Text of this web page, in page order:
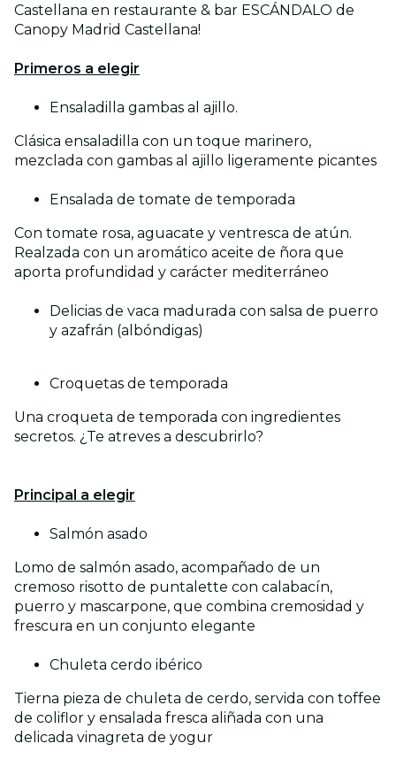
Castellana en restaurante & bar ESCÁNDALO de
Canopy Madrid Castellana!
Primeros a elegir
Ensaladilla gambas al ajillo.
Clásica ensaladilla con un toque marinero,
mezclada con gambas al ajillo ligeramente picantes
Ensalada de tomate de temporada
Con tomate rosa, aguacate y ventresca de atún.
Realzada con un aromático aceite de ñora que
aporta profundidad y carácter mediterráneo
Delicias de vaca madurada con salsa de puerro
y azafrán (albóndigas)
Croquetas de temporada
Una croqueta de temporada con ingredientes
secretos. ¿Te atreves a descubrirlo?
Principal a elegir
Salmón asado
Lomo de salmón asado, acompañado de un
cremoso risotto de puntalette con calabacín,
puerro y mascarpone, que combina cremosidad y
frescura en un conjunto elegante
Chuleta cerdo ibérico
Tierna pieza de chuleta de cerdo, servida con toffee
de coliflor y ensalada fresca aliñada con una
delicada vinagreta de yogur